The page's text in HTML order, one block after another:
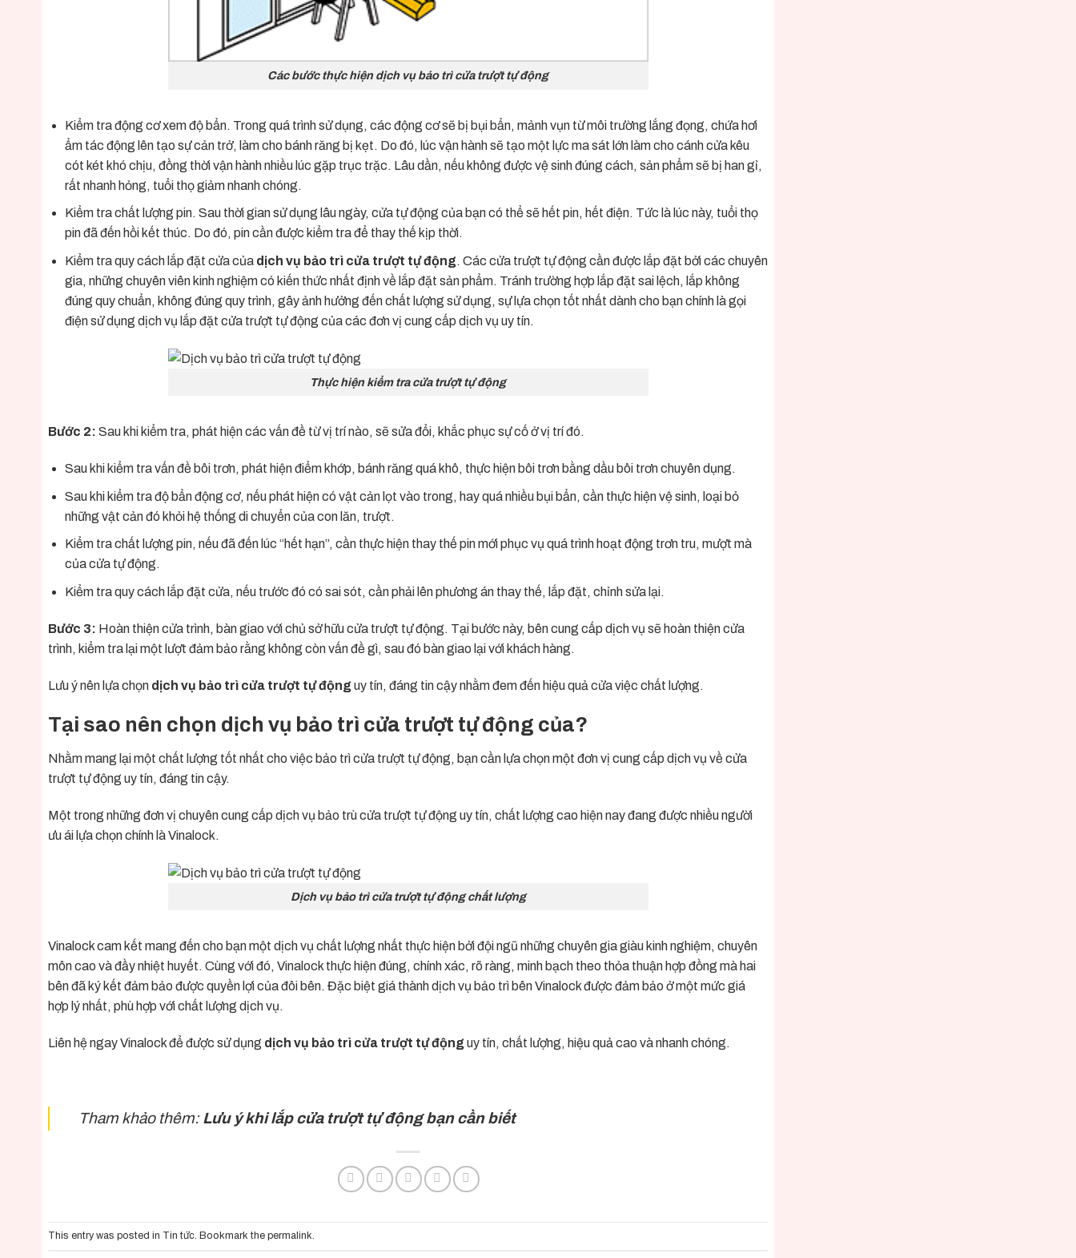
Các bước thực hiện dịch vụ bảo trì cửa trượt tự động
Kiểm tra động cơ xem độ bẩn. Trong quá trình sử dụng, các động cơ sẽ bị bụi bẩn, mảnh vụn từ môi trường lắng đọng, chứa hơi
ẩm tác động lên tạo sự cản trở, làm cho bánh răng bị kẹt. Do đó, lúc vận hành sẽ tạo một lực ma sát lớn làm cho cánh cửa kêu
cót két khó chịu, đồng thời vận hành nhiều lúc gặp trục trặc. Lâu dần, nếu không được vệ sinh đúng cách, sản phẩm sẽ bị han gỉ,
rất nhanh hỏng, tuổi thọ giảm nhanh chóng.
Kiểm tra chất lượng pin. Sau thời gian sử dụng lâu ngày, cửa tự động của bạn có thể sẽ hết pin, hết điện. Tức là lúc này, tuổi thọ
pin đã đến hồi kết thúc. Do đó, pin cần được kiểm tra để thay thế kịp thời.
Kiểm tra quy cách lắp đặt cửa của dịch vụ bảo trì cửa trượt tự động. Các cửa trượt tự động cần được lắp đặt bởi các chuyên
gia, những chuyên viên kinh nghiệm có kiến thức nhất định về lắp đặt sản phẩm. Tránh trường hợp lắp đặt sai lệch, lắp không
đúng quy chuẩn, không đúng quy trình, gây ảnh hưởng đến chất lượng sử dụng, sự lựa chọn tốt nhất dành cho bạn chính là gọi
điện sử dụng dịch vụ lắp đặt cửa trượt tự động của các đơn vị cung cấp dịch vụ uy tín.
Thực hiện kiểm tra cửa trượt tự động
Bước 2: Sau khi kiểm tra, phát hiện các vấn đề từ vị trí nào, sẽ sửa đổi, khắc phục sự cố ở vị trí đó.
Sau khi kiểm tra vấn đề bôi trơn, phát hiện điểm khớp, bánh răng quá khô, thực hiện bôi trơn bằng dầu bôi trơn chuyên dụng.
Sau khi kiểm tra độ bẩn động cơ, nếu phát hiện có vật cản lọt vào trong, hay quá nhiều bụi bẩn, cần thực hiện vệ sinh, loại bỏ
những vật cản đó khỏi hệ thống di chuyển của con lăn, trượt.
Kiểm tra chất lượng pin, nếu đã đến lúc “hết hạn”, cần thực hiện thay thế pin mới phục vụ quá trình hoạt động trơn tru, mượt mà
của cửa tự động.
Kiểm tra quy cách lắp đặt cửa, nếu trước đó có sai sót, cần phải lên phương án thay thế, lắp đặt, chỉnh sửa lại.
Bước 3: Hoàn thiện cửa trình, bàn giao với chủ sở hữu cửa trượt tự động. Tại bước này, bên cung cấp dịch vụ sẽ hoàn thiện cửa
trình, kiểm tra lại một lượt đảm bảo rằng không còn vấn đề gì, sau đó bàn giao lại với khách hàng.
Lưu ý nên lựa chọn dịch vụ bảo trì cửa trượt tự động uy tín, đáng tin cậy nhằm đem đến hiệu quả cửa việc chất lượng.
Tại sao nên chọn dịch vụ bảo trì cửa trượt tự động của?
Nhằm mang lại một chất lượng tốt nhất cho việc bảo trìcửa trượt tự động, bạn cần lựa chọn một đơn vị cung cấp dịch vụ về cửa
trượt tự động uy tín, đáng tin cậy.
Một trong những đơn vị chuyên cung cấp dịch vụ bảo trù cửa trượt tự động uy tín, chất lượng cao hiện nay đang được nhiều người
ưu ái lựa chọn chính là Vinalock.
Dịch vụ bảo trì cửa trượt tự động chất lượng
Vinalockcam kết mang đến cho bạn một dịch vụ chất lượng nhất thực hiện bởi đội ngũ những chuyên gia giàu kinh nghiệm, chuyên
môn cao và đầy nhiệt huyết. Cùng với đó, Vinalock thực hiện đúng, chính xác, rõ ràng, minh bạch theo thỏa thuận hợp đồng mà hai
bên đã ký kết đảm bảo được quyền lợi của đôi bên. Đặc biệt giá thànhdịch vụ bảo trì bên Vinalock được đảm bảo ở một mức giá
hợp lý nhất, phù hợp với chất lượng dịch vụ.
Liên hệ ngay Vinalock để được sử dụng dịch vụ bảo trì cửa trượt tự động uy tín, chất lượng, hiệu quả cao và nhanh chóng.
Tham khảo thêm:Lưu ý khi lắp cửa trượt tự động bạn cần biết
This entry was posted in Tin tức. Bookmark the permalink.